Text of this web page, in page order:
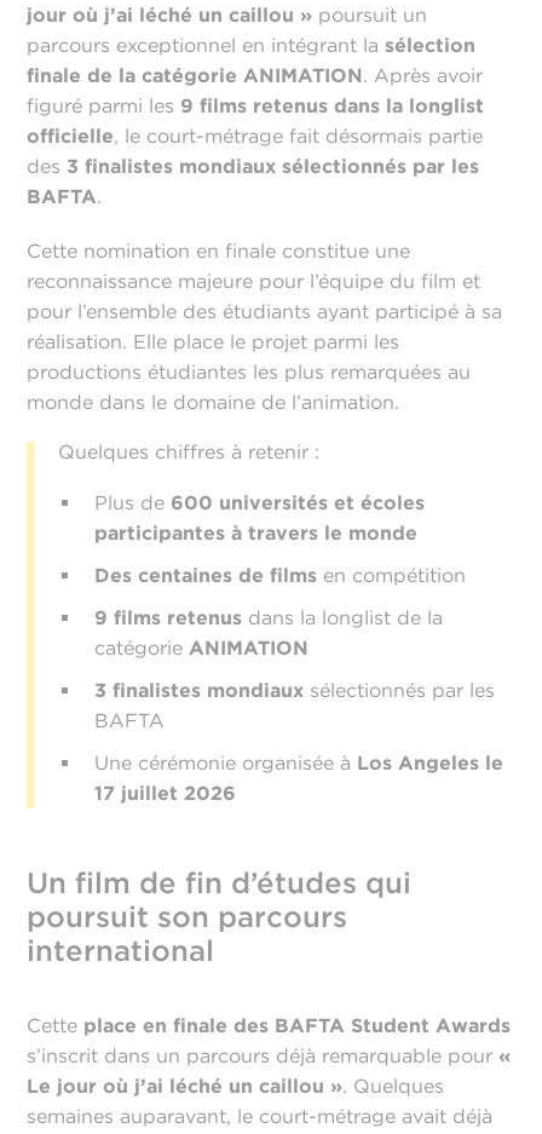
jour où j’ai léché un caillou » poursuit un
parcours exceptionnel en intégrant lasélection
finale de la catégorie ANIMATION. Après avoir
figuré parmi les 9 films retenus dans la longlist
officielle, le court-métrage fait désormais partie
des 3 finalistes mondiaux sélectionnés par les
BAFTA.
Cette nomination en finale constitue une
reconnaissance majeure pour l’équipe du film et
pour l’ensemble des étudiants ayant participé à sa
réalisation. Elle place le projet parmi les
productions étudiantes les plus remarquées au
monde dans le domaine de l’animation.
Quelques chiffres à retenir :
Plus de 600 universités et écoles
participantes à travers le monde
Des centaines de films en compétition
9 films retenus dans la longlist de la
catégorieANIMATION
3 finalistes mondiaux sélectionnés par les
BAFTA
Une cérémonie organisée à Los Angeles le
17 juillet 2026
Un film de fin d’études qui
poursuit son parcours
international
Cette place en finale des BAFTA Student Awards
s’inscrit dans un parcours déjà remarquable pour «
Le jour où j’ai léché un caillou ». Quelques
semaines auparavant, le court-métrage avait déjà